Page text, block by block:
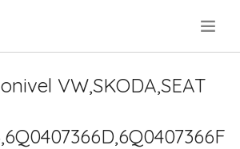
VW,SKODA,SEAT